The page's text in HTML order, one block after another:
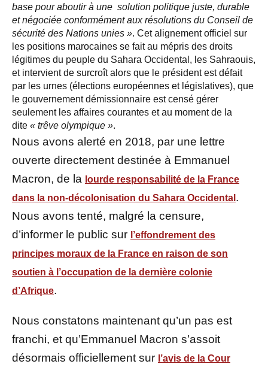
base pour aboutir à une solution politique juste, durable
et négociée conformément aux résolutions du Conseil de
sécurité des Nations unies ». Cet alignement officiel sur
les positions marocaines se fait au mépris des droits
légitimes du peuple du Sahara Occidental, les Sahraouis,
et intervient de surcroît alors que le président est défait
par les urnes (élections européennes et législatives), que
le gouvernement démissionnaire est censé gérer
seulement les affaires courantes et au moment de la
dite « trêve olympique ».
Nous avons alerté en 2018, par une lettre
ouverte directement destinée à Emmanuel
Macron, de la lourde responsabilité de la France
dans la non-décolonisation du Sahara Occidental .
Nous avons tenté, malgré la censure,
d’informer le public sur l’effondrement des
principes moraux de la France en raison de son
soutien à l’occupation de la dernière colonie
d’Afrique.
Nous constatons maintenant qu’un pas est
franchi, et qu’Emmanuel Macron s’assoit
désormais officiellement sur l’avis de la Cour